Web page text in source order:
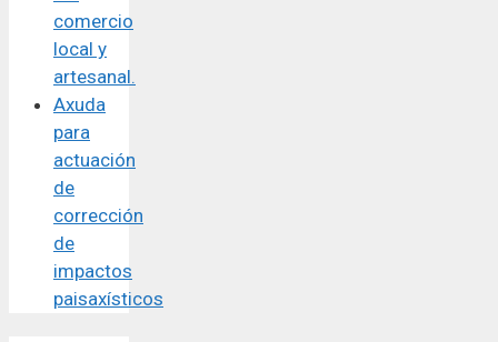
comercio
local y
artesanal.
Axuda
para
actuación
de
corrección
de
impactos
paisaxísticos